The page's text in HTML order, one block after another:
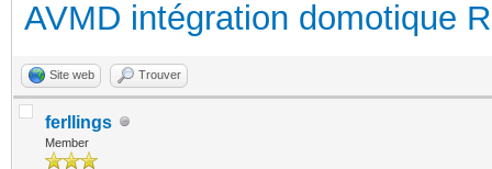
AVMD intégration domotique
Site web Trouver
ferllings
Member